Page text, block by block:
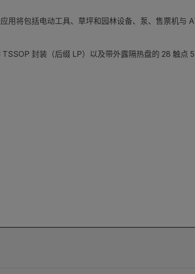
用将包括电动工具、草坪和园林设备、泵、售票机与
封装（后缀 LP）以及带外露隔热盘的 28 触点